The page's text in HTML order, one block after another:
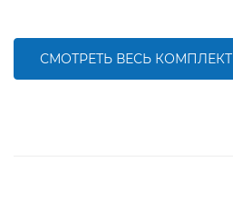
СМОТРЕТЬ ВЕСЬ КОМПЛЕКТ